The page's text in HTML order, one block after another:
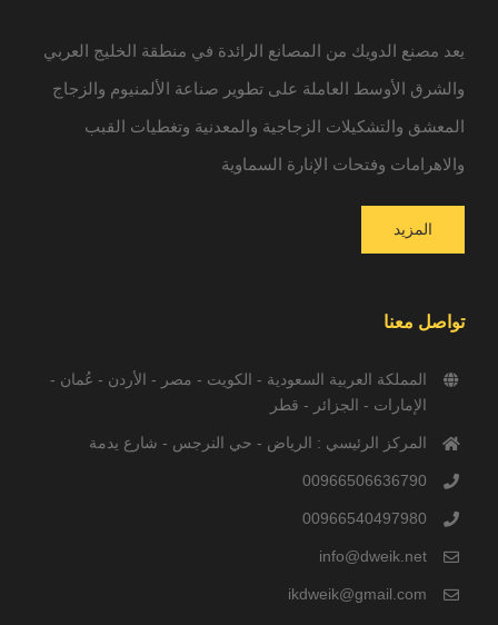
يعد مصنع الدويك من المصانع الرائدة في منطقة الخليج العربي
والشرق الأوسط العاملة على تطوير صناعة الألمنيوم والزجاج
المعشق والتشكيلات الزجاجية والمعدنية وتغطيات القبب
والاهرامات وفتحات الإنارة السماوية
المزيد
تواصل معنا
المملكة العربية السعودية - الكويت - مصر - الأردن - عُمان -
الإمارات - الجزائر - قطر
المركز الرئيسي : الرياض - حي النرجس - شارع يدمة
00966506636790
00966540497980
info@dweik.net
ikdweik@gmail.com